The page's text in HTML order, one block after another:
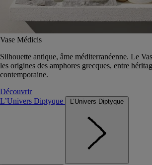
Vase Médicis
Silhouette antique, âme méditerranéenne. Le
les origines des amphores grecques, entre
contemporaine.
Découvrir
L’Univers Diptyque
L’Univers Diptyque